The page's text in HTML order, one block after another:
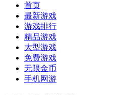
首页
最新游戏
游戏排行
精品游戏
大型游戏
免费游戏
无限金币
手机网游